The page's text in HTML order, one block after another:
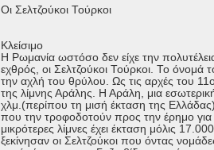
Οι Σελτζούκοι Τούρκοι
Κλείσιμο
Η Ρωμανία ωστόσο δεν είχε την
εχθρός, οι Σελτζούκοι Τούρκοι. Το όνομά
την αχλή του θρύλου. Ως τις αρχές του
της λίμνης Αράλης. Η Αράλη, μια
χλμ.(περίπου τη μισή έκταση της
που την τροφοδοτούν προς την έρημο
μικρότερες λίμνες έχει έκταση μόλις
ξεκίνησαν οι Σελτζούκοι που όντας